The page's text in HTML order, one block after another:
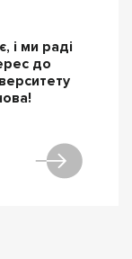
і ми раді
до